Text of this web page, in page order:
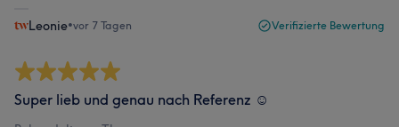
Leonie•vor 7 Tagen Verifizierte Bewertung
Super lieb und genau nach Referenz ☺️